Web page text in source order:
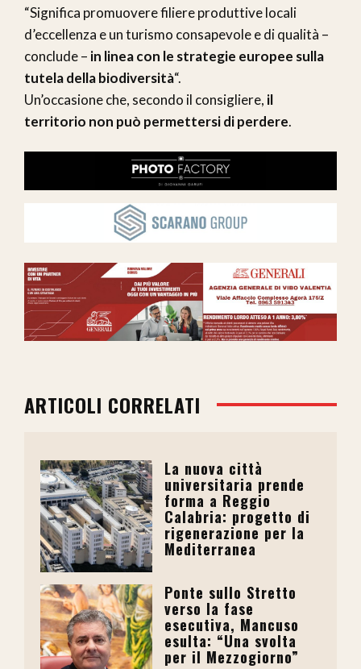
“Significa promuovere filiere produttive locali
d’eccellenza e un turismo consapevole e di qualità –
conclude – in linea con le strategie europee sulla
tutela della biodiversità“.
Un’occasione che, secondo il consigliere, il
territorio non può permettersi di perdere.
ARTICOLI CORRELATI
La nuova città
universitaria prende
forma a Reggio
Calabria: progetto di
rigenerazione per la
Mediterranea
Ponte sullo Stretto
verso la fase
esecutiva, Mancuso
esulta: “Una svolta
per il Mezzogiorno”